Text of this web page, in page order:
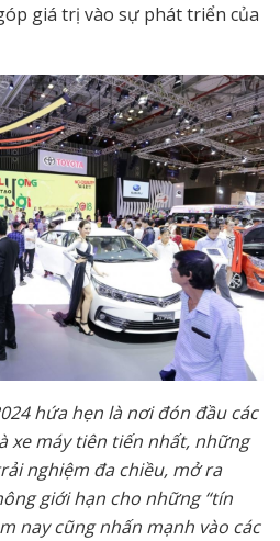
giá trị vào sự phát triển của
hứa hẹn là nơi đón đầu các
xe máy tiên tiến nhất, những
nghiệm đa chiều, mở ra
giới hạn cho những “tín
nay cũng nhấn mạnh vào các